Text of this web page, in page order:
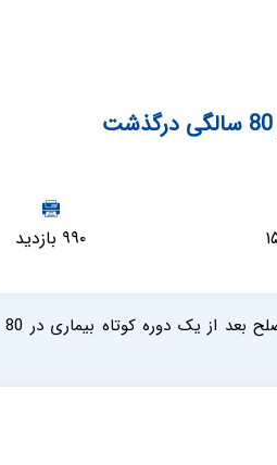
۹۹۰ بازدید
کوفی عنان، دبیر کل پیشین سازمان ملل متحد و برنده جایزه نوبل صلح بعد از یک دوره کوتاه بیماری در 80